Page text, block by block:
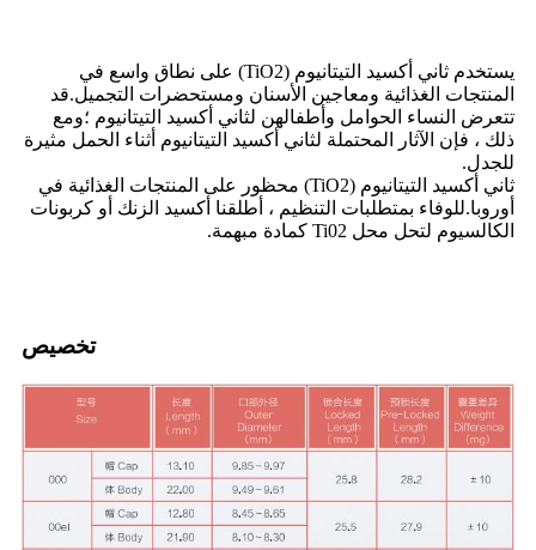
يستخدم ثاني أكسيد التيتانيوم (TiO2) على نطاق واسع في
المنتجات الغذائية ومعاجين الأسنان ومستحضرات التجميل.قد
تتعرض النساء الحوامل وأطفالهن لثاني أكسيد التيتانيوم ؛ومع
ذلك ، فإن الآثار المحتملة لثاني أكسيد التيتانيوم أثناء الحمل مثيرة
للجدل.
ثاني أكسيد التيتانيوم (TiO2) محظور على المنتجات الغذائية في
أوروبا.للوفاء بمتطلبات التنظيم ، أطلقنا أكسيد الزنك أو كربونات
الكالسيوم لتحل محل Ti02 كمادة مبهمة.
تخصيص